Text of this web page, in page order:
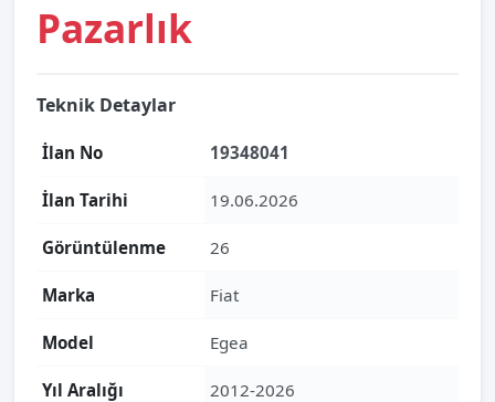
Pazarlık
Teknik Detaylar
İlan No 19348041
İlan Tarihi 19.06.2026
Görüntülenme 26
Marka Fiat
Model Egea
Yıl Aralığı 2012-2026